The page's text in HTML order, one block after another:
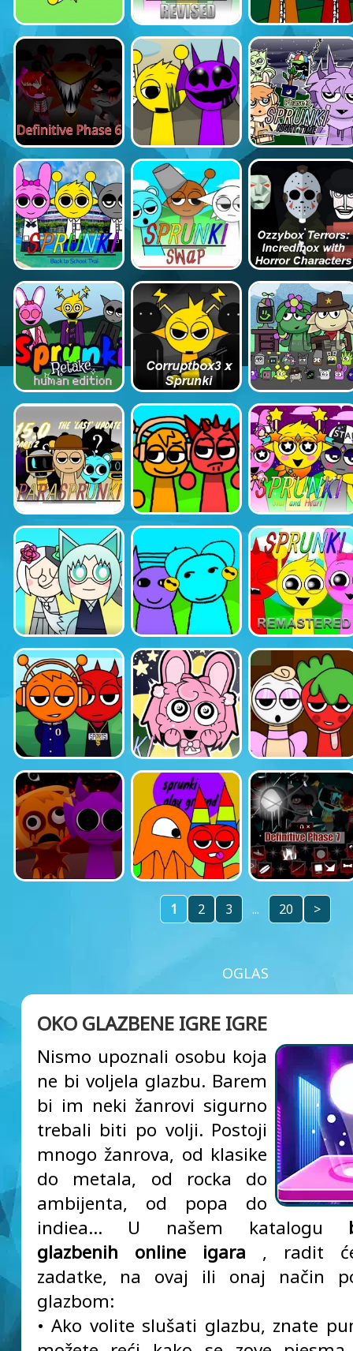
1 2 3 ... 20 >
OGLAS
OKO GLAZBENE IGRE IGRE
Nismo upoznali osobu koja
ne bi voljela glazbu. Barem
bi im neki žanrovi sigurno
trebali biti po volji. Postoji
mnogo žanrova, od klasike
do metala, od rocka do
ambijenta, od popa do
indiea... U našem katalogu
glazbenih online igara , radit
zadatke, na ovaj ili onaj način
glazbom:
• Ako volite slušati glazbu, znate